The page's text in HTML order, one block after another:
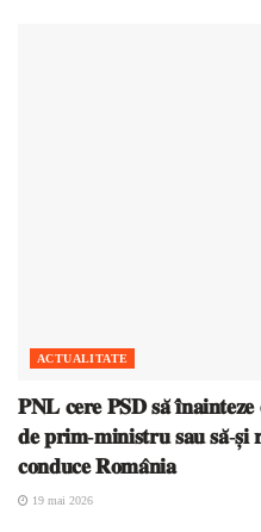
ACTUALITATE
𝐏𝐍𝐋 𝐜𝐞𝐫𝐞 𝐏𝐒𝐃 𝐬𝐚̆ 𝐢̂𝐧𝐚𝐢𝐧𝐭𝐞𝐳𝐞
𝐝𝐞 𝐩𝐫𝐢𝐦-𝐦𝐢𝐧𝐢𝐬𝐭𝐫𝐮 𝐬𝐚𝐮 𝐬𝐚̆-𝐬̦𝐢
𝐜𝐨𝐧𝐝𝐮𝐜𝐞 𝐑𝐨𝐦𝐚̂𝐧𝐢𝐚
19 mai 2026